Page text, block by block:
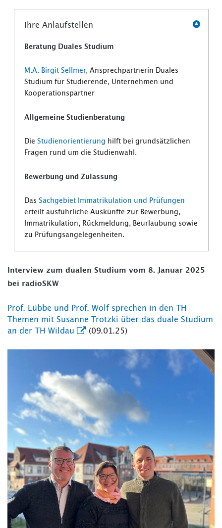
Ihre Anlaufstellen
Beratung Duales Studium
M.A. Birgit Sellmer, Ansprechpartnerin Duales
Studium für Studierende, Unternehmen und
Kooperationspartner
Allgemeine Studienberatung
Die Studienorientierung hilft bei grundsätzlichen
Fragen rund um die Studienwahl.
Bewerbung und Zulassung
Das Sachgebiet Immatrikulation und Prüfungen
erteilt ausführliche Auskünfte zur Bewerbung,
Immatrikulation, Rückmeldung, Beurlaubung sowie
zu Prüfungsangelegenheiten.
Interview zum dualen Studium vom 8. Januar 2025
bei radioSKW
Prof. Lübbe und Prof. Wolf sprechen in den TH
Themen mit Susanne Trotzki über das duale Studium
an der TH Wildau
(09.01.25)